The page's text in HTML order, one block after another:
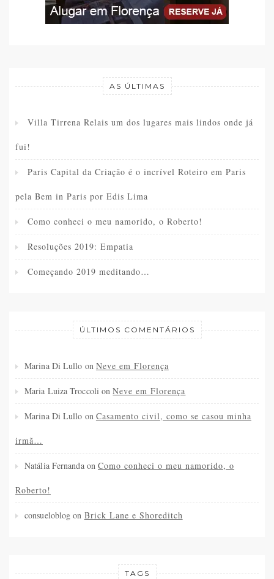
AS ÚLTIMAS
Villa Tirrena Relais um dos lugares mais lindos onde já
fui!
Paris Capital da Criação é o incrível Roteiro em Paris
pela Bem in Paris por Edis Lima
Como conheci o meu namorido, o Roberto!
Resoluções 2019: Empatia
Começando 2019 meditando…
ÚLTIMOS COMENTÁRIOS
Marina Di Lullo on Neve em Florença
Maria Luiza Troccoli onNeve em Florença
Marina Di Lullo on Casamento civil, como se casou minha
irmã…
Natália FernandaonComo conheci o meu namorido, o
Roberto!
consueloblog on Brick Lane e Shoreditch
TAGS